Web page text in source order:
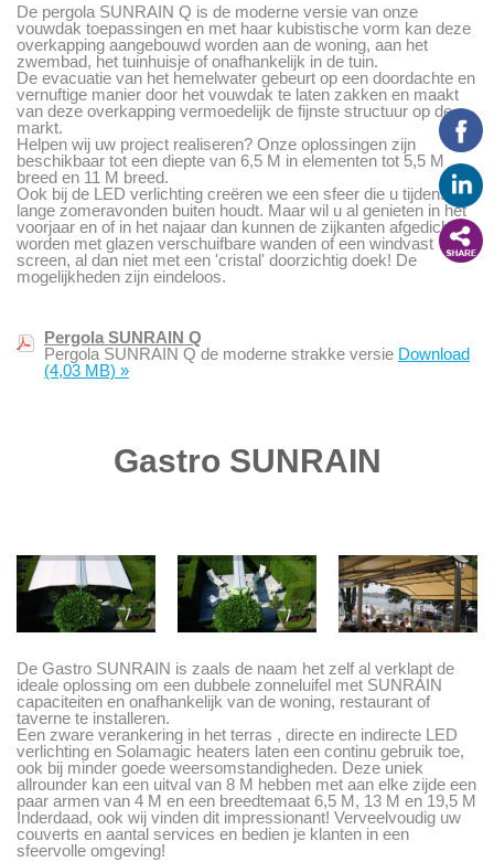
De pergola SUNRAIN Q is de moderne versie van onze
vouwdak toepassingen en met haar kubistische vorm kan deze
overkapping aangebouwd worden aan de woning, aan het
zwembad, het tuinhuisje of onafhankelijk in de tuin.
De evacuatie van het hemelwater gebeurt op een doordachte en
vernuftige manier door het vouwdak te laten zakken en maakt
van deze overkapping vermoedelijk de fijnste structuur op de
markt.
Helpen wij uw project realiseren? Onze oplossingen zijn
beschikbaar tot een diepte van 6,5 M in elementen tot 5,5 M
breed en 11 M breed.
Ook bij de LED verlichting creëren we een sfeer die u tijdens de
lange zomeravonden buiten houdt. Maar wil u al genieten in het
voorjaar en of in het najaar dan kunnen de zijkanten afgedicht
worden met glazen verschuifbare wanden of een windvast
screen, al dan niet met een 'cristal' doorzichtig doek! De
mogelijkheden zijn eindeloos.
Pergola SUNRAIN Q
Pergola SUNRAIN Q de moderne strakke versie Download
(4,03 MB) »
Gastro SUNRAIN
De Gastro SUNRAIN is zaals de naam het zelf al verklapt de
ideale oplossing om een dubbele zonneluifel met SUNRAIN
capaciteiten en onafhankelijk van de woning, restaurant of
taverne te installeren.
Een zware verankering in het terras , directe en indirecte LED
verlichting en Solamagic heaters laten een continu gebruik toe,
ook bij minder goede weersomstandigheden. Deze uniek
allrounder kan een uitval van 8 M hebben met aan elke zijde een
paar armen van 4 M en een breedtemaat 6,5 M, 13 M en 19,5 M
Inderdaad, ook wij vinden dit impressionant! Verveelvoudig uw
couverts en aantal services en bedien je klanten in een
sfeervolle omgeving!